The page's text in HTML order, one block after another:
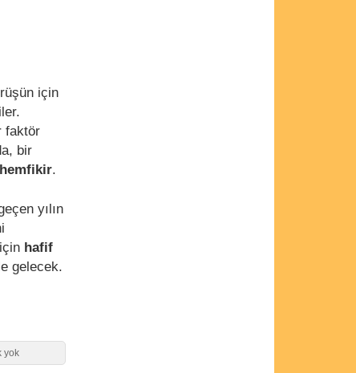
için
faktör
bir
hemfikir.
yılın
hafif
gelecek.
yok